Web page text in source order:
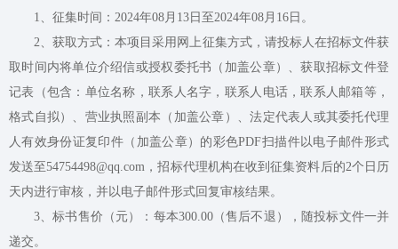
1、征集时间：2024年08月13日至2024年08月16日。
2、获取方式：本项目采用网上征集方式，请投标人在招标文件获
取时间内将单位介绍信或授权委托书（加盖公章）、获取招标文件登
记表（包含：单位名称，联系人名字，联系人电话，联系人邮箱等，
格式自拟）、营业执照副本（加盖公章）、法定代表人或其委托代理
人有效身份证复印件（加盖公章）的彩色PDF扫描件以电子邮件形式
发送至54754498@qq.com，招标代理机构在收到征集资料后的2个日历
天内进行审核，并以电子邮件形式回复审核结果。
3、标书售价（元）：每本300.00（售后不退），随投标文件一并
递交。